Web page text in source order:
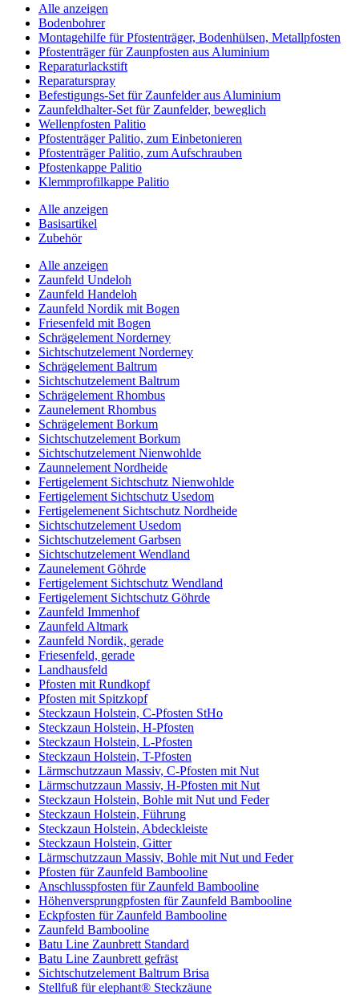
Alle anzeigen
Bodenbohrer
Montagehilfe für Pfostenträger, Bodenhülsen, Metallpfosten
Pfostenträger für Zaunpfosten aus Aluminium
Reparaturlackstift
Reparaturspray
Befestigungs-Set für Zaunfelder aus Aluminium
Zaunfeldhalter-Set für Zaunfelder, beweglich
Wellenpfosten Palitio
Pfostenträger Palitio, zum Einbetonieren
Pfostenträger Palitio, zum Aufschrauben
Pfostenkappe Palitio
Klemmprofilkappe Palitio
Alle anzeigen
Basisartikel
Zubehör
Alle anzeigen
Zaunfeld Undeloh
Zaunfeld Handeloh
Zaunfeld Nordik mit Bogen
Friesenfeld mit Bogen
Schrägelement Norderney
Sichtschutzelement Norderney
Schrägelement Baltrum
Sichtschutzelement Baltrum
Schrägelement Rhombus
Zaunelement Rhombus
Schrägelement Borkum
Sichtschutzelement Borkum
Sichtschutzelement Nienwohlde
Zaunnelement Nordheide
Fertigelement Sichtschutz Nienwohlde
Fertigelement Sichtschutz Usedom
Fertigelemenent Sichtschutz Nordheide
Sichtschutzelement Usedom
Sichtschutzelement Garbsen
Sichtschutzelement Wendland
Zaunelement Göhrde
Fertigelement Sichtschutz Wendland
Fertigelement Sichtschutz Göhrde
Zaunfeld Immenhof
Zaunfeld Altmark
Zaunfeld Nordik, gerade
Friesenfeld, gerade
Landhausfeld
Pfosten mit Rundkopf
Pfosten mit Spitzkopf
Steckzaun Holstein, C-Pfosten StHo
Steckzaun Holstein, H-Pfosten
Steckzaun Holstein, L-Pfosten
Steckzaun Holstein, T-Pfosten
Lärmschutzzaun Massiv, C-Pfosten mit Nut
Lärmschutzzaun Massiv, H-Pfosten mit Nut
Steckzaun Holstein, Bohle mit Nut und Feder
Steckzaun Holstein, Führung
Steckzaun Holstein, Abdeckleiste
Steckzaun Holstein, Gitter
Lärmschutzzaun Massiv, Bohle mit Nut und Feder
Pfosten für Zaunfeld Bambooline
Anschlusspfosten für Zaunfeld Bambooline
Höhenversprungpfosten für Zaunfeld Bambooline
Eckpfosten für Zaunfeld Bambooline
Zaunfeld Bambooline
Batu Line Zaunbrett Standard
Batu Line Zaunbrett gefräst
Sichtschutzelement Baltrum Brisa
Stellfuß für elephant® Steckzäune